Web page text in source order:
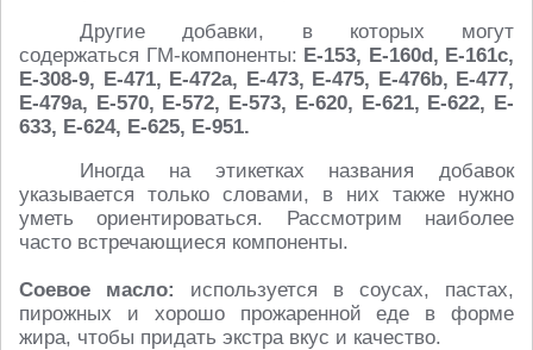
Другие добавки, в которых могут
содержаться ГМ-компоненты: E-153, E-160d, E-161c,
E-308-9, Е-471, E-472a, E-473, E-475, E-476b, E-477,
E-479a, E-570, E-572, E-573, E-620, E-621, E-622, E-
633, E-624, E-625, E-951.
Иногда на этикетках названия добавок
указывается только словами, в них также нужно
уметь ориентироваться. Рассмотрим наиболее
часто встречающиеся компоненты.
Соевое масло:
используется в соусах, пастах,
пирожных и хорошо прожаренной еде в форме
жира, чтобы придать экстра вкус и качество.